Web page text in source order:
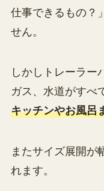
仕事できるもの？
せん。
しかしトレーラー
ガス、水道がすべ
キッチンやお風呂
またサイズ展開が
れます。